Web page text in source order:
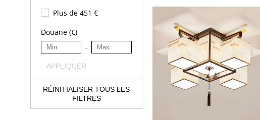
Plus de 451 €
Douane (€)
-
APPLIQUER
RÉINITIALISER TOUS LES
FILTRES